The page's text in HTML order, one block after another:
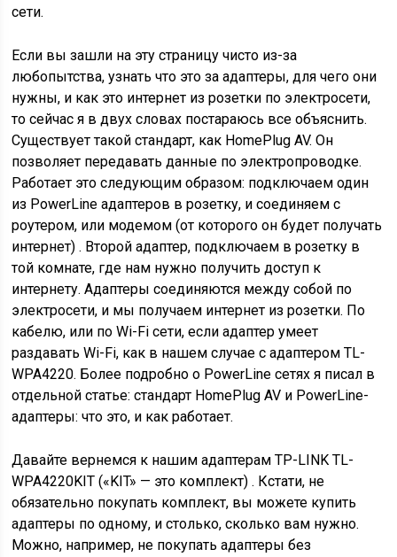
сети.
Если вы зашли на эту страницу чисто из-за
любопытства, узнать что это за адаптеры, для чего они
нужны, и как это интернет из розетки по электросети,
то сейчас я в двух словах постараюсь все объяснить.
Существует такой стандарт, как HomePlug AV. Он
позволяет передавать данные по электропроводке.
Работает это следующим образом: подключаем один
из PowerLine адаптеров в розетку, и соединяем с
роутером, или модемом (от которого он будет получать
интернет) . Второй адаптер, подключаем в розетку в
той комнате, где нам нужно получить доступ к
интернету. Адаптеры соединяются между собой по
электросети, и мы получаем интернет из розетки. По
кабелю, или по Wi-Fi сети, если адаптер умеет
раздавать Wi-Fi, как в нашем случае с адаптером TL-
WPA4220. Более подробно о PowerLine сетях я писал в
отдельной статье: стандарт HomePlug AV и PowerLine-
адаптеры: что это, и как работает.
Давайте вернемся к нашим адаптерам TP-LINK TL-
WPA4220KIT («KIT» — это комплект) . Кстати, не
обязательно покупать комплект, вы можете купить
адаптеры по одному, и столько, сколько вам нужно.
Можно, например, не покупать адаптеры без